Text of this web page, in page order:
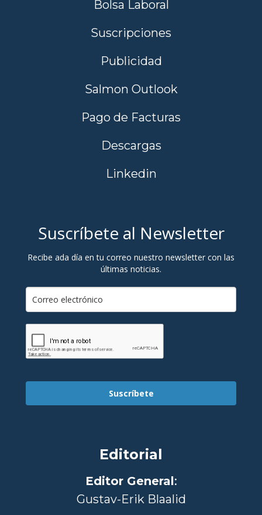
Bolsa Laboral
Suscripciones
Publicidad
Salmon Outlook
Pago de Facturas
Descargas
Linkedin
Suscríbete al Newsletter
Recibe ada día en tu correo nuestro newsletter con las
últimas noticias.
Suscríbete
Editorial
Editor General:
Gustav-Erik Blaalid